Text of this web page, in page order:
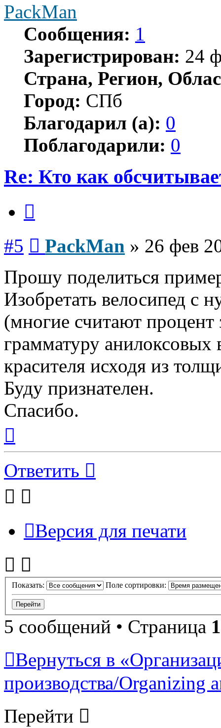
PackMan
Сообщения: 1
Зарегистрирован: 24
Страна, Регион,
Город: СПб
Благодарил (а): 0
Поблагодарили: 0
Re: Кто как
#5 PackMan » 26 фев
Прошу поделиться
Изобретать велосипед с
(многие считают процент
грамматуру анилоксовых
красителя исходя из
Буду признателен.
Спасибо.
началу
Ответить
Версия для печати
Показать: Поле сортировки:
5 сообщений • Страница 1
Вернуться в
производства/Organizing
Перейти